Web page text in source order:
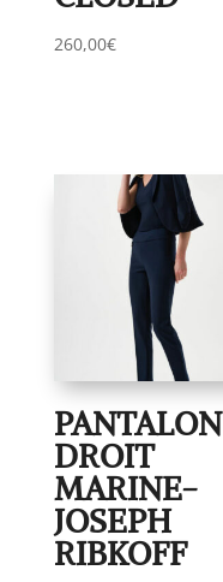
260,00€
PANTALON
DROIT
MARINE-
JOSEPH
RIBKOFF